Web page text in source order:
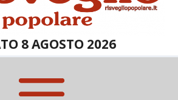
8 AGOSTO 2026